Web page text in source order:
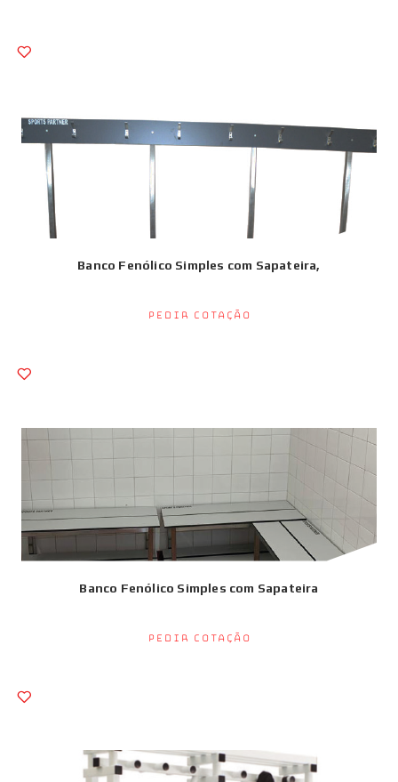
Banco Fenólico Simples com Sapateira,
Pedir Cotação
Banco Fenólico Simples com Sapateira
Pedir Cotação